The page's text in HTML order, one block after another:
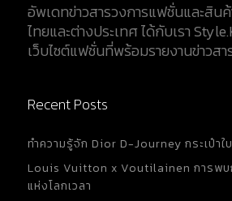
อัพเดทข่าวสารวงการแฟชั่นและสิน
ไทยและต่างประเทศ ได้กับเรา
เว็บไซต์แฟชั่นที่พร้อมรายงานข่าว
Recent Posts
ทำความรู้จัก Dior D-Journey กระเป๋าใ
Louis Vuitton x Voutilainen การพบ
แห่งโลกเวลา